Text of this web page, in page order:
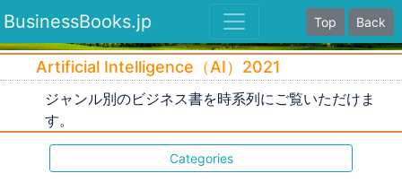
BusinessBooks.jp Top Back
Artificial Intelligence（AI）2021
ジャンル別のビジネス書を時系列にご覧いただけま
す。
Categories